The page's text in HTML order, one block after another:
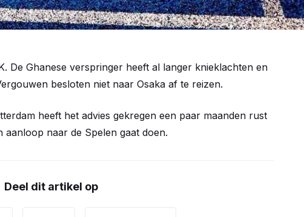
De Ghanese verspringer heeft al langer knieklachten en
besloten niet naar Osaka af te reizen.
heeft het advies gekregen een paar maanden rust
naar de Spelen gaat doen.
Deel dit artikel op